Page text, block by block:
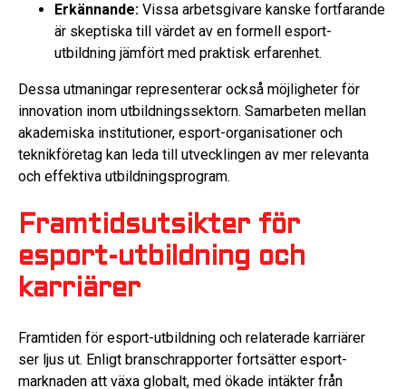
Erkännande: Vissa arbetsgivare kanske fortfarande
är skeptiska till värdet av en formell esport-
utbildning jämfört med praktisk erfarenhet.
Dessa utmaningar representerar också möjligheter för
innovation inom utbildningssektorn. Samarbeten mellan
akademiska institutioner, esport-organisationer och
teknikföretag kan leda till utvecklingen av mer relevanta
och effektiva utbildningsprogram.
Framtidsutsikter för
esport-utbildning och
karriärer
Framtiden för esport-utbildning och relaterade karriärer
ser ljus ut. Enligt branschrapporter fortsätter esport-
marknaden att växa globalt, med ökade intäkter från